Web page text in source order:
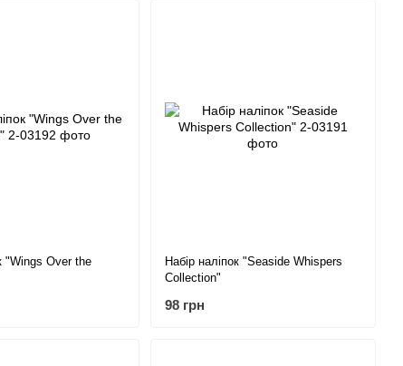
"Wings Over the
Набір наліпок "Seaside Whispers
Collection"
98 грн